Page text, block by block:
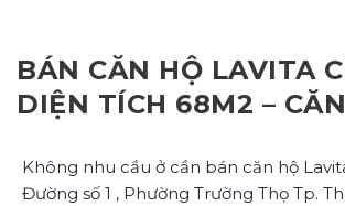
BÁN CĂN HỘ LAVITA
DIỆN TÍCH 68M2 –
Không nhu cầu ở cần bán căn hộ
Đường số 1 , Phường Trường Thọ Tp.